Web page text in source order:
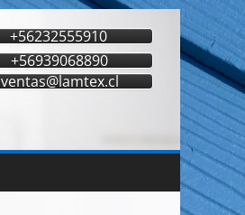
+56232555910
+56939068890
ventas@lamtex.cl